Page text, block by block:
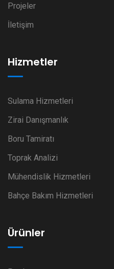
Projeler
İletişim
Hizmetler
Sulama Hizmetleri
Zirai Danışmanlık
Boru Tamiratı
Toprak Analizi
Mühendislik Hizmetleri
Bahçe Bakım Hizmetleri
Ürünler